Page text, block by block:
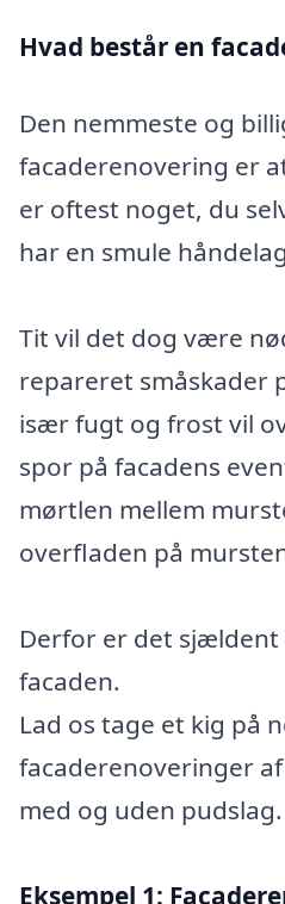
Hvad består en
Den nemmeste og
facaderenovering er
er oftest noget, du
har en smule
Tit vil det dog være
repareret småskader
især fugt og frost vil
spor på facadens
mørtlen mellem
overfladen på
Derfor er det sjældent
facaden.
Lad os tage et kig på
facaderenoveringer
med og uden pudslag.
Eksempel 1: